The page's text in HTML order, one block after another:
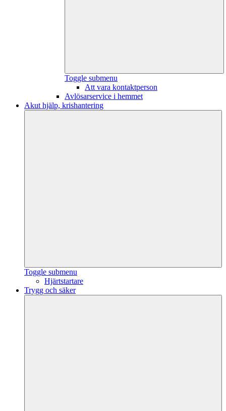
Toggle submenu
Att vara kontaktperson
Avlösarservice i hemmet
Akut hjälp, krishantering
Toggle submenu
Hjärtstartare
Trygg och säker